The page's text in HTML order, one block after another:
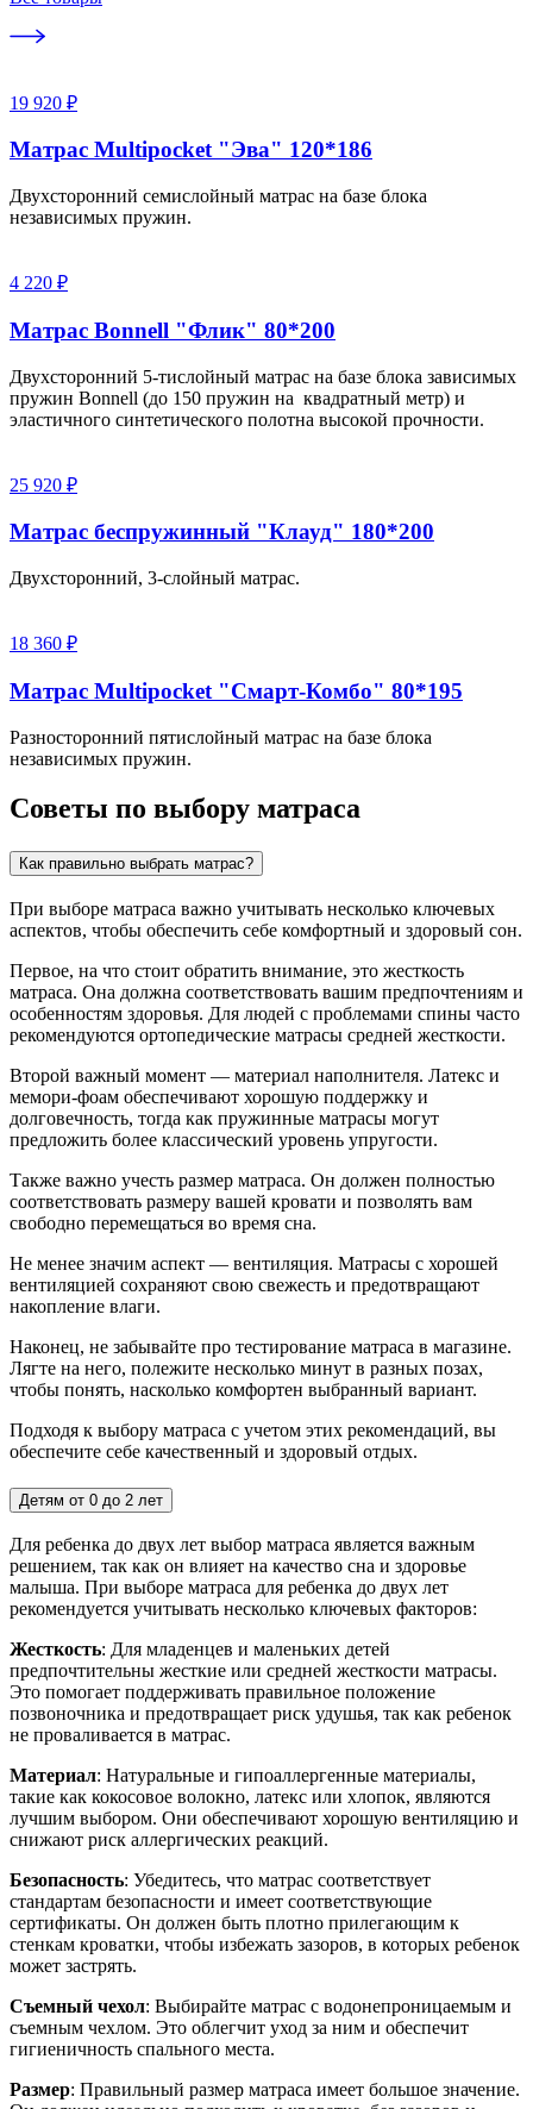
19 920 ₽
Матрас Multipocket "Эва" 120*186
Двухсторонний семислойный матрас на базе блока
независимых пружин.
4 220 ₽
Матрас Bonnell "Флик" 80*200
Двухсторонний 5-тислойный матрас на базе блока зависимых
пружин Bonnell (до 150 пружин на квадратный метр) и
эластичного синтетического полотна высокой прочности.
25 920 ₽
Матрас беспружинный "Клауд" 180*200
Двухсторонний, 3-слойный матрас.
18 360 ₽
Матрас Multipocket "Смарт-Комбо" 80*195
Разносторонний пятислойный матрас на базе блока
независимых пружин.
Советы по выбору матраса
Как правильно выбрать матрас?
При выборе матраса важно учитывать несколько ключевых
аспектов, чтобы обеспечить себе комфортный и здоровый сон.
Первое, на что стоит обратить внимание, это жесткость
матраса. Она должна соответствовать вашим предпочтениям и
особенностям здоровья. Для людей с проблемами спины часто
рекомендуются ортопедические матрасы средней жесткости.
Второй важный момент — материал наполнителя. Латекс и
мемори-фоам обеспечивают хорошую поддержку и
долговечность, тогда как пружинные матрасы могут
предложить более классический уровень упругости.
Также важно учесть размер матраса. Он должен полностью
соответствовать размеру вашей кровати и позволять вам
свободно перемещаться во время сна.
Не менее значим аспект — вентиляция. Матрасы с хорошей
вентиляцией сохраняют свою свежесть и предотвращают
накопление влаги.
Наконец, не забывайте про тестирование матраса в магазине.
Лягте на него, полежите несколько минут в разных позах,
чтобы понять, насколько комфортен выбранный вариант.
Подходя к выбору матраса с учетом этих рекомендаций, вы
обеспечите себе качественный и здоровый отдых.
Детям от 0 до 2 лет
Для ребенка до двух лет выбор матраса является важным
решением, так как он влияет на качество сна и здоровье
малыша. При выборе матраса для ребенка до двух лет
рекомендуется учитывать несколько ключевых факторов:
Жесткость: Для младенцев и маленьких детей
предпочтительны жесткие или средней жесткости матрасы.
Это помогает поддерживать правильное положение
позвоночника и предотвращает риск удушья, так как ребенок
не проваливается в матрас.
Материал: Натуральные и гипоаллергенные материалы,
такие как кокосовое волокно, латекс или хлопок, являются
лучшим выбором. Они обеспечивают хорошую вентиляцию и
снижают риск аллергических реакций.
Безопасность: Убедитесь, что матрас соответствует
стандартам безопасности и имеет соответствующие
сертификаты. Он должен быть плотно прилегающим к
стенкам кроватки, чтобы избежать зазоров, в которых ребенок
может застрять.
Съемный чехол: Выбирайте матрас с водонепроницаемым и
съемным чехлом. Это облегчит уход за ним и обеспечит
гигиеничность спального места.
Размер: Правильный размер матраса имеет большое значение.